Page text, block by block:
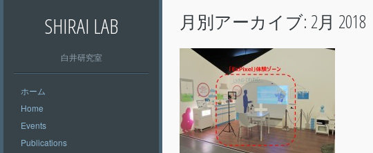
SHIRAI LAB
白井研究室
ホーム
Home
Events
Publications
月別アーカイブ: 2月 2018
+